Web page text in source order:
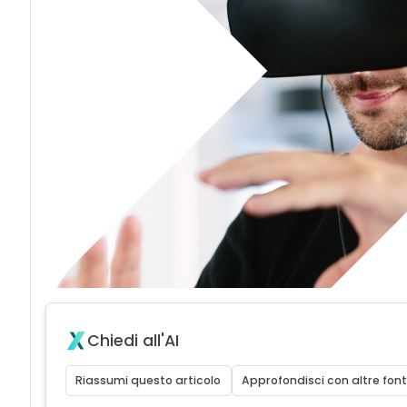
Chiedi all'AI
Riassumi questo articolo Approfondisci con altre